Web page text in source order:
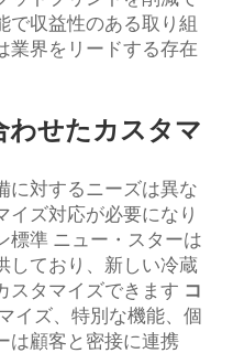
で収益性のある取り組
業界をリードする存在
わせたカスタマ
に対するニーズは異な
イズ対応が必要になり
標準 ニュー・スターは
しており、新しい冷蔵
スタマイズできます コ
イズ、特別な機能、個
は顧客と密接に連携